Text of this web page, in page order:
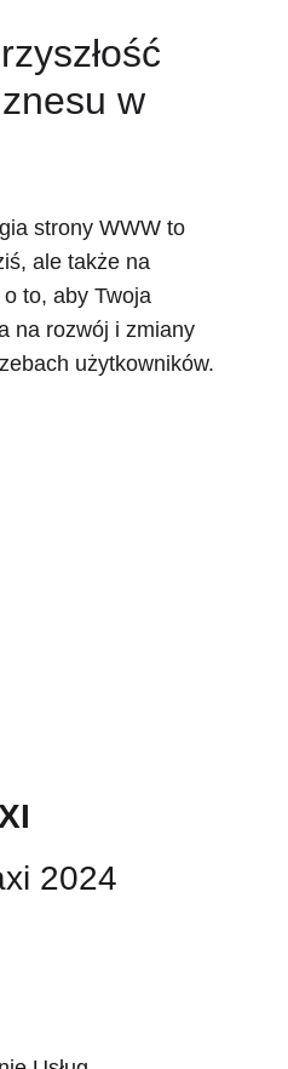
w
strony WWW to
ale także na
o to, aby Twoja
na rozwój i zmiany
użytkowników.
2024